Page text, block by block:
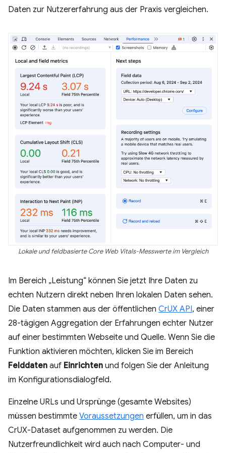
Daten zur Nutzererfahrung aus der Praxis vergleichen.
Lokale und feldbasierte Core Web Vitals-Messwerte im Vergleich
Im Bereich „Leistung“ können Sie jetzt Ihre Daten zu
echten Nutzern direkt neben Ihren lokalen Daten sehen.
Die Daten stammen aus der öffentlichen CrUX API, einer
28-tägigen Aggregation der Erfahrungen echter Nutzer
auf einer bestimmten Webseite und Quelle. Wenn Sie die
Funktion aktivieren möchten, klicken Sie im Bereich
Felddaten auf Einrichten und folgen Sie der Anleitung
im Konfigurationsdialogfeld.
Einzelne URLs und Ursprünge (gesamte Websites)
müssen bestimmte Voraussetzungen erfüllen, um in das
CrUX-Dataset aufgenommen zu werden. Die
Nutzerfreundlichkeit wird auch nach Computer- und